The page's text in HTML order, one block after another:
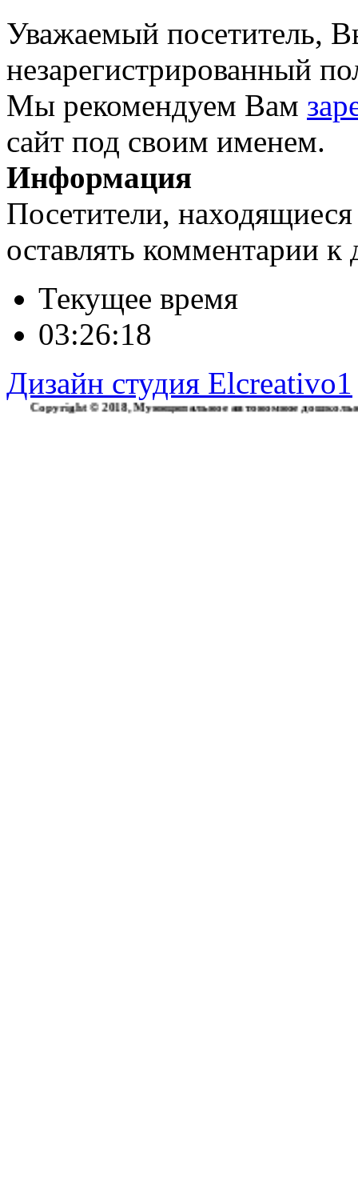
Уважаемый посетитель,
незарегистрированный
Мы рекомендуем Вам
сайт под своим именем.
Информация
Посетители,
оставлять комментарии
Текущее время
03:26:19
Дизайн студия Elcreativo1
© 2018, Муниципальное автономное дошкольное